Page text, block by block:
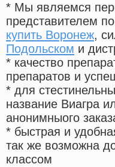
* Мы являемся
представителем
купить Воронеж,
Подольском и
* качество
препаратов и
* для
название Виагра
анонимныого
* быстрая и
так же возможна
классом